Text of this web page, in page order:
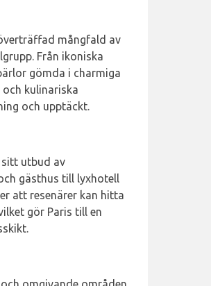
mångfald av
Från ikoniska
gömda i charmiga
kulinariska
och upptäckt.
sitt utbud av
gästhus till lyxhotell
att resenärer kan hitta
gör Paris till en